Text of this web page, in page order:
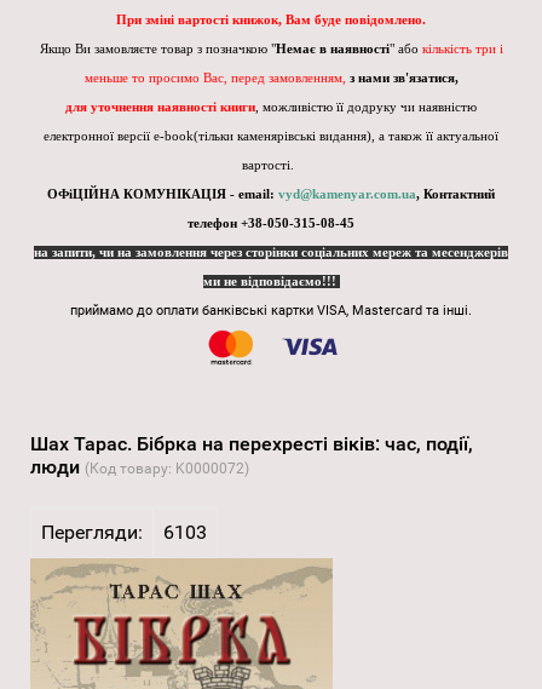
При зміні вартості книжок, Вам буде повідомлено.
Якщо Ви замовляєте товар з позначкою "Немає в наявності" або кількість три і
меньше то просимо Вас, перед замовленням, з нами зв'язатися,
для уточнення наявності книги , можливістю її додруку чи наявністю
електронної версії e-book(тільки каменярівські видання), а також її актуальної
вартості.
ОФіЦІЙНА КОМУНІКАЦІЯ - email: vyd@kamenyar.com.ua, Контактний
телефон +38-050-315-08-45
на запити, чи на замовлення через сторінки соціальних мереж та месенджерів
ми не відповідаємо!!!
приймамо до оплати банківські картки VISA, Mastercard та інші.
Шах Тарас. Бібрка на перехресті віків: час, події,
люди (Код товару: K0000072)
Перегляди: 6103